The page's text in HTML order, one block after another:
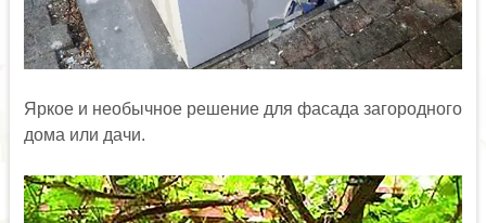
Яркое и необычное решение для фасада загородного
дома или дачи.